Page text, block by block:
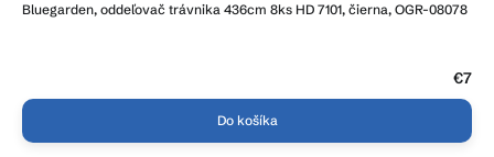
Bluegarden, oddeľovač trávnika 436cm 8ks HD 7101, čierna, OGR-08078
€7
Do košíka